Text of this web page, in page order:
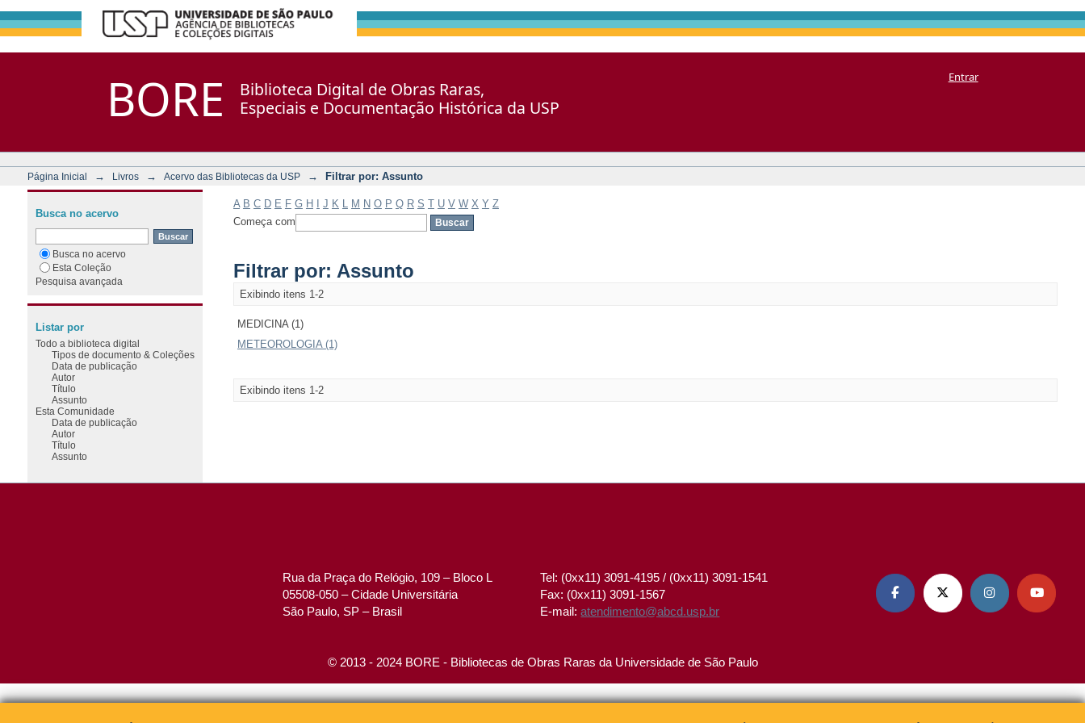
BORE
Biblioteca Digital de Obras Raras,
Especiais e Documentação Histórica da USP
Entrar
Página Inicial → Livros → Acervo das Bibliotecas da USP → Filtrar por: Assunto
A B C D E F G H J K M N O P Q R S T U V W X Y Z
Começa com
Filtrar por: Assunto
Exibindo itens 1-2
MEDICINA (1)
METEOROLOGIA (1)
Exibindo itens 1-2
Busca no acervo
Busca no acervo
Esta Coleção
Pesquisa avançada
Listar por
Todo a biblioteca digital
Tipos de documento & Coleções
Data de publicação
Autor
Título
Assunto
Esta Comunidade
Data de publicação
Autor
Título
Assunto
Rua da Praça do Relógio, 109 – Bloco L
05508-050 – Cidade Universitária
São Paulo, SP – Brasil
Tel: (0xx11) 3091-4195 / (0xx11) 3091-1541
Fax: (0xx11) 3091-1567
E-mail:atendimento@abcd.usp.br
   
© 2013 - 2024 BORE - Bibliotecas de Obras Raras da Universidade de São Paulo